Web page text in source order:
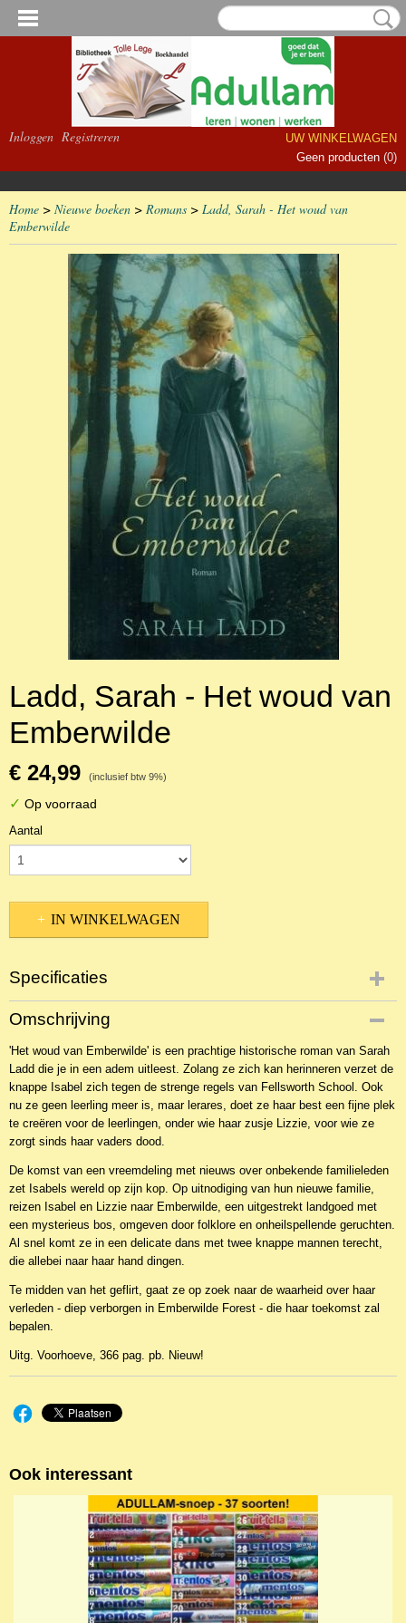
Inloggen Registreren
UW WINKELWAGEN
Geen producten (0)
Home > Nieuwe boeken > Romans > Ladd, Sarah - Het woud van
Emberwilde
Ladd, Sarah - Het woud van
Emberwilde
€ 24,99 (inclusief btw 9%)
✓ Op voorraad
Aantal
IN WINKELWAGEN
Specificaties
Productcode
NBKR-16410
EAN code
9789029725262
Omschrijving
'Het woud van Emberwilde' is een prachtige historische roman van Sarah
Ladd die je in een adem uitleest. Zolang ze zich kan herinneren verzet de
knappe Isabel zich tegen de strenge regels van Fellsworth School. Ook
nu ze geen leerling meer is, maar lerares, doet ze haar best een fijne plek
te creëren voor de leerlingen, onder wie haar zusje Lizzie, voor wie ze
zorgt sinds haar vaders dood.
De komst van een vreemdeling met nieuws over onbekende familieleden
zet Isabels wereld op zijn kop. Op uitnodiging van hun nieuwe familie,
reizen Isabel en Lizzie naar Emberwilde, een uitgestrekt landgoed met
een mysterieus bos, omgeven door folklore en onheilspellende geruchten.
Al snel komt ze in een delicate dans met twee knappe mannen terecht,
die allebei naar haar hand dingen.
Te midden van het geflirt, gaat ze op zoek naar de waarheid over haar
verleden - diep verborgen in Emberwilde Forest - die haar toekomst zal
bepalen.
Uitg. Voorhoeve, 366 pag. pb. Nieuw!
Ook interessant